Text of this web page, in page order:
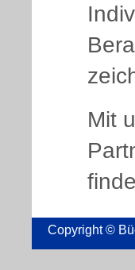
Mit
Copyright ©